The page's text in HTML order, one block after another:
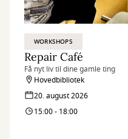
WORKSHOPS
Repair Café
Få nyt liv til dine gamle ting
Hovedbibliotek
20. august 2026
15:00 - 18:00